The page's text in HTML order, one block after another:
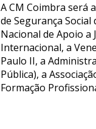
A CM Coimbra será
de Segurança
Nacional de Apoio a
Internacional, a
Paulo II, a
Pública), a
Formação